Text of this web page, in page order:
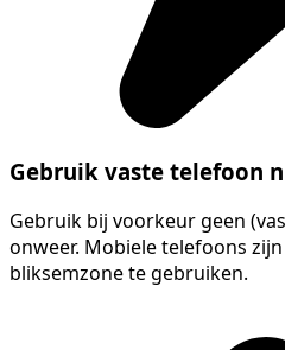
Gebruik vaste telefoon
Gebruik bij voorkeur geen
onweer. Mobiele telefoons
bliksemzone te gebruiken.